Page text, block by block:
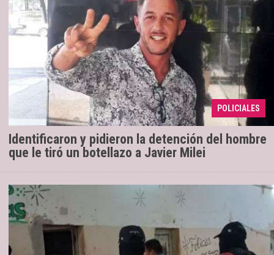
POLICIALES
Identificaron y pidieron la detención del hombre
que le tiró un botellazo a Javier Milei
11/12/2023 Se trata de Gastón Mercanzini, un ex
funcionario municipal de Entre Ríos. Las imágenes
que lo complican fueron recuperadas por la Policía
de la Ciuda ...